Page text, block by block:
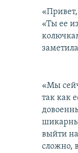
«Ты ее
«Мы
так как
выйти
сложно,